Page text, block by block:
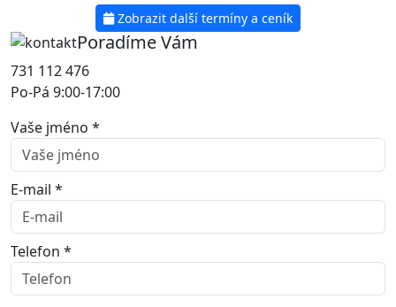
Zobrazit další termíny a ceník
Poradíme Vám
731 112 476
Po-Pá 9:00-17:00
Vaše jméno *
E-mail *
Telefon *